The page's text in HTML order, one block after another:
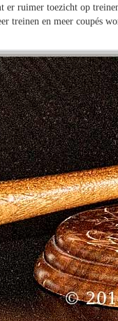
er ruimer toezicht op
treinen en meer coupés